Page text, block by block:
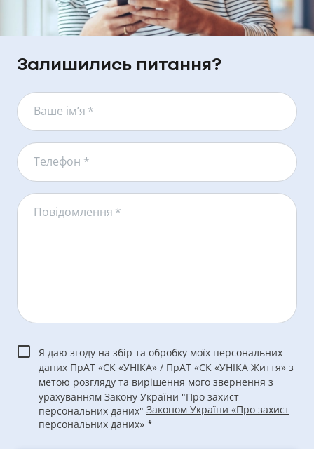
Залишились питання?
Ваше ім’я *
Телефон *
Повідомлення *
Я даю згоду на збір та обробку моїх персональних
даних ПрАТ «СК «УНІКА» / ПрАТ «СК «УНІКА Життя» з
метою розгляду та вирішення мого звернення з
урахуванням Закону України "Про захист
персональних даних" Законом України «Про захист
персональних даних» *